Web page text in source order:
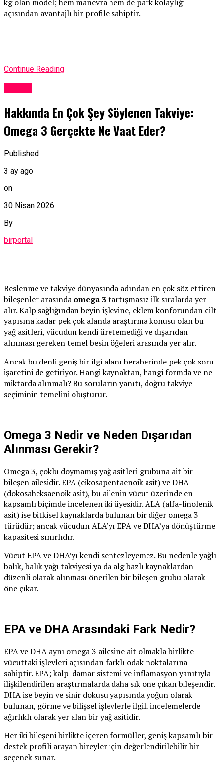
kg olan model; hem manevra hem de park kolaylığı
açısından avantajlı bir profile sahiptir.
Continue Reading
Hakkında En Çok Şey Söylenen Takviye:
Omega 3 Gerçekte Ne Vaat Eder?
Published
3 ay ago
on
30 Nisan 2026
By
birportal
Beslenme ve takviye dünyasında adından en çok söz ettiren
bileşenler arasında omega 3tartışmasız ilk sıralarda yer
alır. Kalp sağlığından beyin işlevine, eklem konforundan cilt
yapısına kadar pek çok alanda araştırma konusu olan bu
yağ asitleri, vücudun kendi üretemediği ve dışarıdan
alınması gereken temel besin öğeleri arasında yer alır.
Ancak bu denli geniş bir ilgi alanı beraberinde pek çok soru
işaretini de getiriyor. Hangi kaynaktan, hangi formda ve ne
miktarda alınmalı? Bu soruların yanıtı, doğru takviye
seçiminin temelini oluşturur.
Omega 3 Nedir ve Neden Dışarıdan
Alınması Gerekir?
Omega 3, çoklu doymamış yağ asitleri grubuna ait bir
bileşen ailesidir. EPA (eikosapentaenoik asit) ve DHA
(dokosaheksaenoik asit), bu ailenin vücut üzerinde en
kapsamlı biçimde incelenen iki üyesidir. ALA (alfa-linolenik
asit) ise bitkisel kaynaklarda bulunan bir diğer omega 3
türüdür; ancak vücudun ALA’yı EPA ve DHA’ya dönüştürme
kapasitesi sınırlıdır.
Vücut EPA ve DHA’yı kendi sentezleyemez. Bu nedenle yağlı
balık, balık yağı takviyesi ya da alg bazlı kaynaklardan
düzenli olarak alınması önerilen bir bileşen grubu olarak
öne çıkar.
EPA ve DHA Arasındaki Fark Nedir?
EPA ve DHA aynı omega 3 ailesine ait olmakla birlikte
vücuttaki işlevleri açısından farklı odak noktalarına
sahiptir. EPA; kalp-damar sistemi ve inflamasyon yanıtıyla
ilişkilendirilen araştırmalarda daha sık öne çıkan bileşendir.
DHA ise beyin ve sinir dokusu yapısında yoğun olarak
bulunan, görme ve bilişsel işlevlerle ilgili incelemelerde
ağırlıklı olarak yer alan bir yağ asitidir.
Her iki bileşeni birlikte içeren formüller, geniş kapsamlı bir
destek profili arayan bireyler için değerlendirilebilir bir
seçenek sunar.